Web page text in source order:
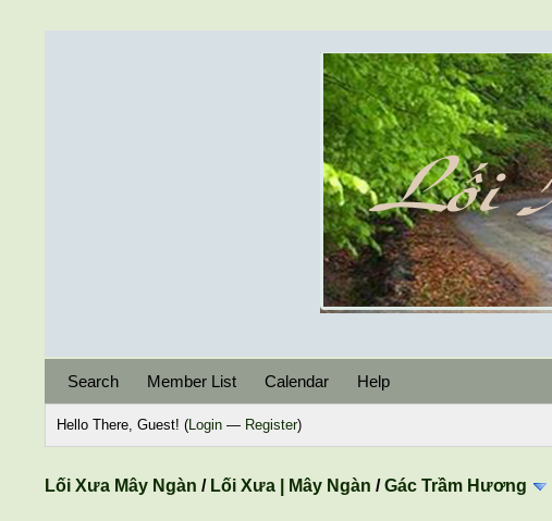
Search Member List Calendar Help
Hello There, Guest! (Login — Register)
Lối Xưa Mây Ngàn / Lối Xưa | Mây Ngàn /Gác Trầm Hương